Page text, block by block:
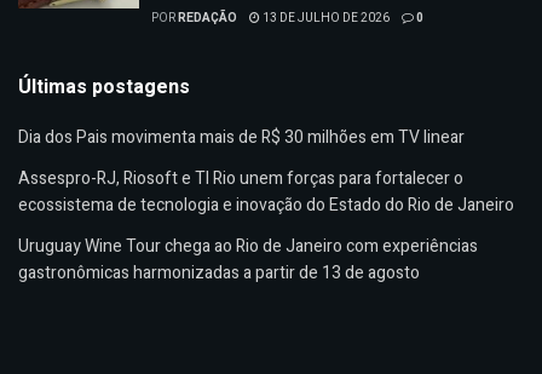
PORREDAÇÃO 13 DE JULHO DE 2026 0
Últimas postagens
Dia dos Pais movimenta mais de R$ 30 milhões em TV linear
Assespro-RJ, Riosoft e TI Rio unem forças para fortalecer o
ecossistema de tecnologia e inovação do Estado do Rio de Janeiro
Uruguay Wine Tour chega ao Rio de Janeiro com experiências
gastronômicas harmonizadas a partir de 13 de agosto